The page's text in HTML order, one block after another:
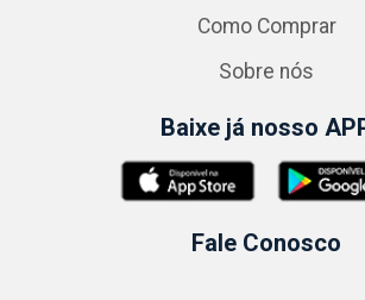
Como Comprar
Sobre nós
Baixe já nosso
Fale Conosco